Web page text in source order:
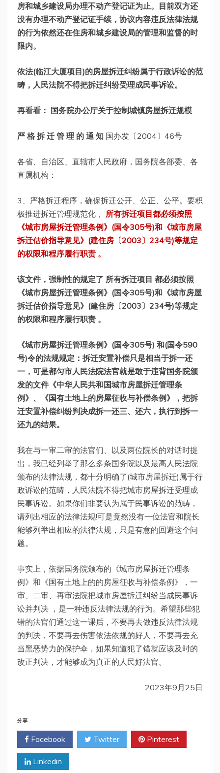
房和城乡建设局办理不动产登记证为止。目前双方还
没有办理不动产登记证手续，协议内容违反法律法规
的行为依然还在住房和城乡建设局的管理和监督的时
限内。
依法(临江大厦项目)的房屋拆迁纠纷属于行政诉讼的范
畴，人民法院不得把拆迁纠纷受理成民事诉讼。
再看看： 国务院办公厅关于控制城镇房屋拆迁规模
严 格 拆 迁 管 理 的 通 知 国办发〔2004〕46号
各省、自治区、直辖市人民政府，国务院各部委、各
直属机构：
3、严格拆迁程序，确保拆迁公开、公正、公平。要积
极推进拆迁管理规范化， 所有拆迁项目都必须按照
《城市房屋拆迁管理条例》(国令305号)和《城市房屋
拆迁估价指导意见》(建住房〔2003〕234号)等规定
的权限和程序履行职责 。
该文件，强制性的规定了 所有拆迁项目 都必须按照
《城市房屋拆迁管理条例》(国令305号)和《城市房屋
拆迁估价指导意见》(建住房〔2003〕234号)等规定
的权限和程序履行职责 。
《城市房屋拆迁管理条例》(国令305号) 和(国令590
号)令的法规规定：拆迁安置补偿只是相当于拆一还
一，可是都匀市人民法院法官就是敢于违背国务院颁
发的文件《中华人民共和国城市房屋拆迁管理条
例》、《国有土地上的房屋征收与补偿条例》，把拆
迁安置补偿纠纷判决成拆一还三、还六，执行到拆一
还九的结果。
我在与一审二审的法官们、以及两位院长的对话时提
出，我已经列举了那么多条国务院以及最高人民法院
颁布的法律法规，都十分明确了(城市房屋拆迁)属于行
政诉讼的范畴，人民法院不得把城市房屋拆迁受理成
民事诉讼。如果你们非要认为属于民事诉讼的范畴，
请列出相应的法律法规!可是竟然没有一位法官和院长
能够列举出相应的法律法规，只是有意的回避这个问
题。
事实上，依据国务院颁布的《城市房屋拆迁管理条
例》和《国有土地上的的房屋征收与补偿条例》，一
审、二审、再审法院把城市房屋拆迁纠纷当成民事诉
讼并判决 ，是一种违反法律法规的行为。希望那些犯
错的法官们通过这一课后，不要再去做违反法律法规
的判决，不要再去伤害依法依规的好人，不要再去充
当黑恶势力的保护伞，如果知道犯了错就应该及时的
改正判决，才能够成为真正的人民好法官。
2023年9月25日
分享
Facebook Twitter Pinterest
Linkedin